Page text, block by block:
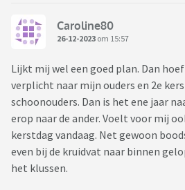
Caroline80
26-12-2023 om 15:57
Lijkt mij wel een goed plan. Dan
verplicht naar mijn ouders en 2e
schoonouders. Dan is het ene jaar
erop naar de ander. Voelt voor mij
kerstdag vandaag. Net gewoon
even bij de kruidvat naar binnen
het klussen.